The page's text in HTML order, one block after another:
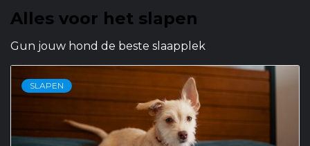
Alles voor het slapen
Gun jouw hond de beste slaapplek
SLAPEN